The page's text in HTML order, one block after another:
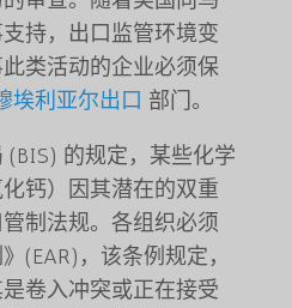
持，出口监管环境变
类活动的企业必须保
埃利亚尔出口 部门。
的规定，某些化学
钙）因其潜在的双重
制法规。各组织必须
(EAR)，该条例规定，
卷入冲突或正在接受